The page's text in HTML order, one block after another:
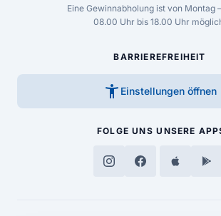
Eine Gewinnabholung ist von Montag
08.00 Uhr bis 18.00 Uhr
BARRIEREFREIHEIT
accessibility_new Einstellungen öffnen
FOLGE UNS UNSERE